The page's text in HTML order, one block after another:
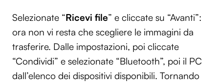
Selezionate “Ricevi file” e cliccate su “Avanti”:
ora non vi resta che scegliere le immagini da
trasferire. Dalle impostazioni, poi cliccate
“Condividi” e selezionate “Bluetooth”, poi il PC
dall’elenco dei dispositivi disponibili. Tornando